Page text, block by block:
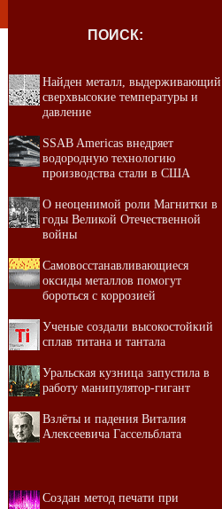
ПОИСК:
Найден металл, выдерживающий
сверхвысокие температуры и
давление
SSAB Americas внедряет
водородную технологию
производства стали в США
О неоценимой роли Магнитки в
годы Великой Отечественной
войны
Самовосстанавливающиеся
оксиды металлов помогут
бороться с коррозией
Ученые создали высокостойкий
сплав титана и тантала
Уральская кузница запустила в
работу манипулятор-гигант
Взлёты и падения Виталия
Алексеевича Гассельблата
Создан метод печати при